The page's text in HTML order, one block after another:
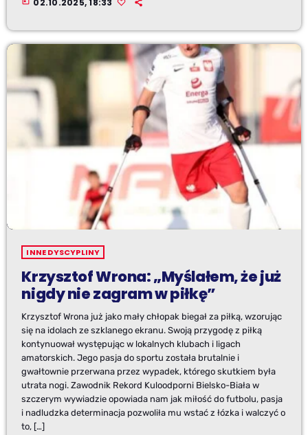
02.10.2025, 18:33
INNE DYSCYPLINY
Krzysztof Wrona: „Myślałem, że już
nigdy nie zagram w piłkę”
Krzysztof Wrona już jako mały chłopak biegał za piłką, wzorując
się na idolach ze szklanego ekranu. Swoją przygodę z piłką
kontynuował występując w lokalnych klubach i ligach
amatorskich. Jego pasja do sportu została brutalnie i
gwałtownie przerwana przez wypadek, którego skutkiem była
utrata nogi. Zawodnik Rekord Kuloodporni Bielsko-Biała w
szczerym wywiadzie opowiada nam jak miłość do futbolu, pasja
i nadludzka determinacja pozwoliła mu wstać z łózka i walczyć o
to, […]